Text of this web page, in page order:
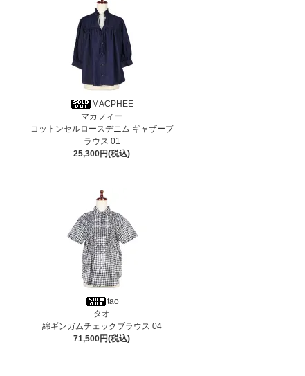
MACPHEE
マカフィー
コットンセルロースデニム ギャザーブ
ラウス 01
25,300円(税込)
tao
タオ
綿ギンガムチェックブラウス 04
71,500円(税込)